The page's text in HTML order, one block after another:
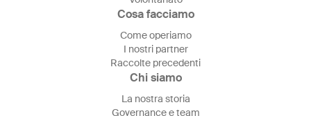
Cosa facciamo
Come operiamo
I nostri partner
Raccolte precedenti
Chi siamo
La nostra storia
Governance e team